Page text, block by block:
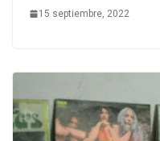
15 septiembre, 2022